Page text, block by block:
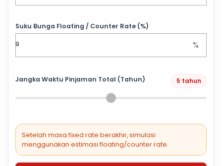
Suku Bunga Floating / Counter Rate (%)
%
Jangka Waktu Pinjaman Total (Tahun) 5 tahun
Setelah masa fixed rate berakhir, simulasi
menggunakan estimasi floating/counter rate.